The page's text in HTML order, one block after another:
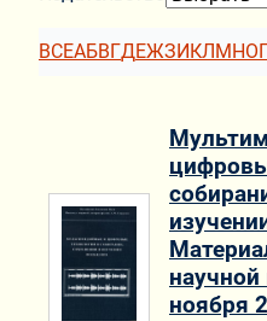
ВСЕАБВГДЕЖЗИ КЛ М НО
ноября